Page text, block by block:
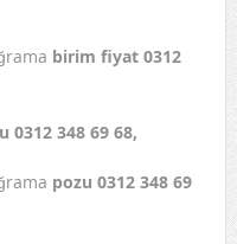
birim fiyat 0312
348 69 68,
pozu 0312 348 69